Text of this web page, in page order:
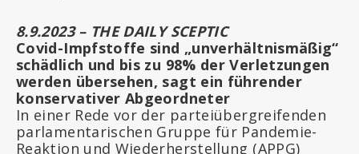
8.9.2023 – THE DAILY SCEPTIC
Covid-Impfstoffe sind „unverhältnismäßig“
schädlich und bis zu 98% der Verletzungen
werden übersehen, sagt ein führender
konservativer Abgeordneter
In einer Rede vor der parteiübergreifenden
parlamentarischen Gruppe für Pandemie-
Reaktion und Wiederherstellung (APPG)